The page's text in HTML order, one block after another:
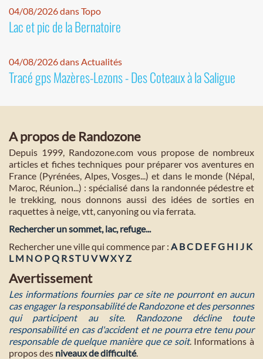
04/08/2026 dans Topo
Lac et pic de la Bernatoire
04/08/2026 dans Actualités
Tracé gps Mazères-Lezons - Des Coteaux à la Saligue
A propos de Randozone
Depuis 1999, Randozone.com vous propose de nombreux
articles et fiches techniques pour préparer vos aventures en
France (Pyrénées, Alpes, Vosges...) et dans le monde (Népal,
Maroc, Réunion...) : spécialisé dans la randonnée pédestre et
le trekking, nous donnons aussi des idées de sorties en
raquettes à neige, vtt, canyoning ou via ferrata.
Rechercher un sommet, lac, refuge...
Rechercher une ville qui commence par : A BC D E FG H I J K
L M NO PQ RST U VWXYZ
Avertissement
Les informations fournies par ce site ne pourront en aucun
cas engager la responsabilité de Randozone et des personnes
qui participent au site. Randozone décline toute
responsabilité en cas d'accident et ne pourra etre tenu pour
responsable de quelque manière que ce soit. Informations à
propos des niveaux de difficulté.